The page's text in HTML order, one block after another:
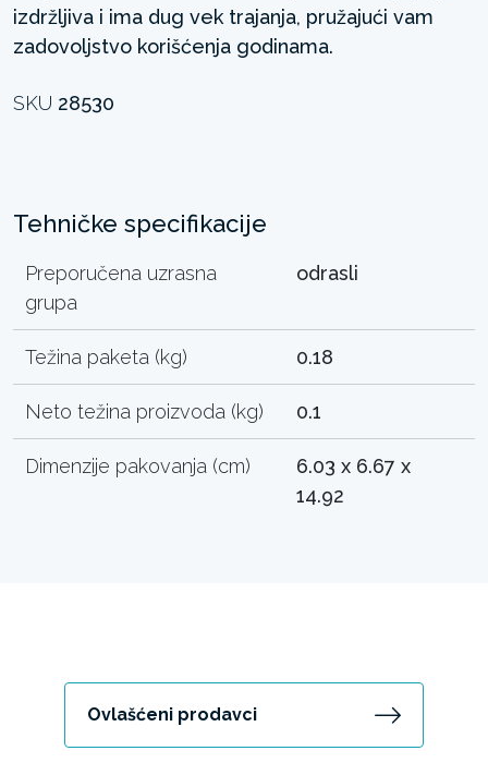
izdržljiva i ima dug vek trajanja, pružajući vam
zadovoljstvo korišćenja godinama.
SKU 28530
Tehničke specifikacije
Preporučena uzrasna
grupa
odrasli
Težina paketa (kg) 0.18
Neto težina proizvoda (kg) 0.1
Dimenzije pakovanja (cm)
6.03 x 6.67 x
14.92
Ovlašćeni prodavci